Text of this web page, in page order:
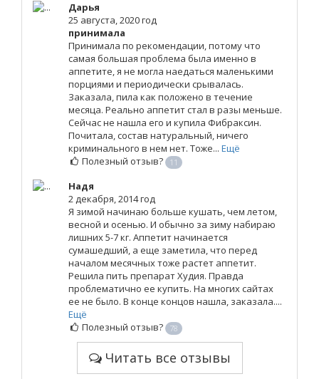
Дарья
25 августа, 2020 год
принимала
Принимала по рекомендации, потому что
самая большая проблема была именно в
аппетите, я не могла наедаться маленькими
порциями и периодически срывалась.
Заказала, пила как положено в течение
месяца. Реально аппетит стал в разы меньше.
Сейчас не нашла его и купила Фибраксин.
Почитала, состав натуральный, ничего
криминального в нем нет. Тоже... Ещё
Полезный отзыв? 11
Надя
2 декабря, 2014 год
Я зимой начинаю больше кушать, чем летом,
весной и осенью. И обычно за зиму набираю
лишних 5-7 кг. Аппетит начинается
сумашедший, а еще заметила, что перед
началом месячных тоже растет аппетит.
Решила пить препарат Худия. Правда
проблематично ее купить. На многих сайтах
ее не было. В конце концов нашла, заказала....
Ещё
Полезный отзыв? 78
Читать все отзывы